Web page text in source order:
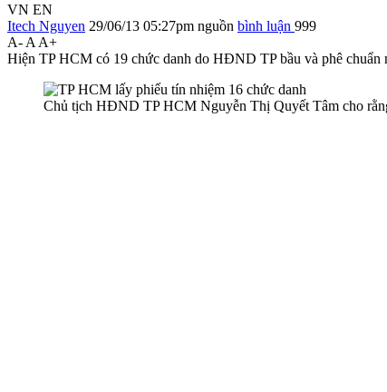
VN EN
Itech Nguyen 29/06/13 05:27pm nguồn bình luận 999
A- A A+
Hiện TP HCM có 19 chức danh do HĐND TP bầu và phê chuẩn
Chủ tịch HĐND TP HCM Nguyễn Thị Quyết Tâm cho